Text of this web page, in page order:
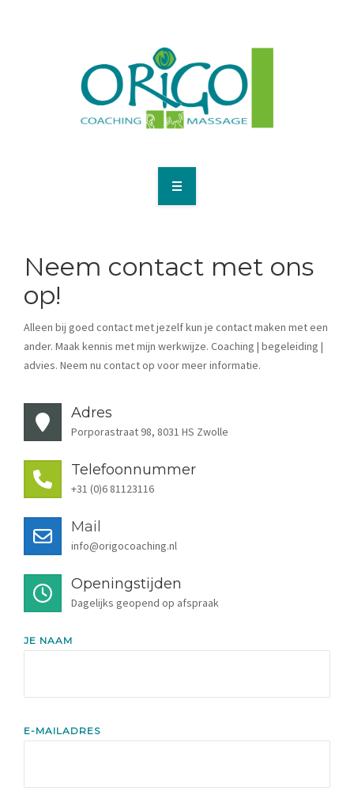
ACTIVITEITEN
OVER
NIEUWS
CONTACT
Neem contact met ons
op!
Alleen bij goed contact met jezelf kun je contact maken met een
ander. Maak kennis met mijn werkwijze. Coaching | begeleiding |
advies. Neem nu contact op voor meer informatie.
Adres
Porporastraat 98, 8031 HS Zwolle
Telefoonnummer
+31 (0)6 81123116
Mail
info@origocoaching.nl
Openingstijden
Dagelijks geopend op afspraak
JE NAAM
E-MAILADRES